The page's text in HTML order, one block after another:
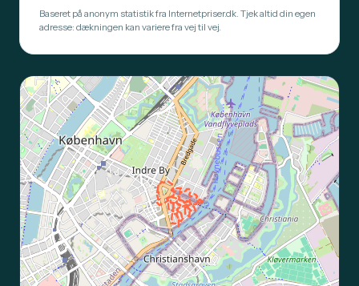
Baseret på anonym statistik fra Internetpriser.dk. Tjek altid din egen
adresse: dækningen kan variere fra vej til vej.